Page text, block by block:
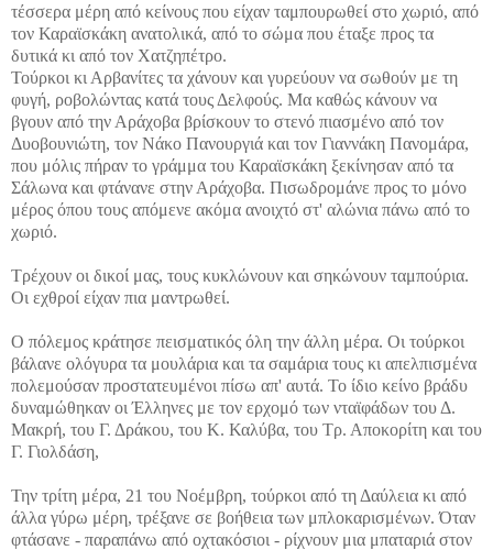
τέσσερα μέρη από κείνους που είχαν ταμπουρωθεί στο χωριό, από
τον Καραϊσκάκη ανατολικά, από το σώμα που έταξε προς τα
δυτικά κι από τον Χατζηπέτρο.
Τούρκοι κι Αρβανίτες τα χάνουν και γυρεύουν να σωθούν με τη
φυγή, ροβολώντας κατά τους Δελφούς. Μα καθώς κάνουν να
βγουν από την Αράχοβα βρίσκουν το στενό πιασμένο από τον
Δυοβουνιώτη, τον Νάκο Πανουργιά και τον Γιαννάκη Πανομάρα,
που μόλις πήραν το γράμμα του Καραϊσκάκη ξεκίνησαν από τα
Σάλωνα και φτάνανε στην Αράχοβα. Πισωδρομάνε προς το μόνο
μέρος όπου τους απόμενε ακόμα ανοιχτό στ' αλώνια πάνω από το
χωριό.
Τρέχουν οι δικοί μας, τους κυκλώνουν και σηκώνουν ταμπούρια.
Οι εχθροί είχαν πια μαντρωθεί.
Ο πόλεμος κράτησε πεισματικός όλη την άλλη μέρα. Οι τούρκοι
βάλανε ολόγυρα τα μουλάρια και τα σαμάρια τους κι απελπισμένα
πολεμούσαν προστατευμένοι πίσω απ' αυτά. Το ίδιο κείνο βράδυ
δυναμώθηκαν οι Έλληνες με τον ερχομό των νταϊφάδων του Δ.
Μακρή, του Γ. Δράκου, του Κ. Καλύβα, του Τρ. Αποκορίτη και του
Γ. Γιολδάση,
Την τρίτη μέρα, 21 του Νοέμβρη, τούρκοι από τη Δαύλεια κι από
άλλα γύρω μέρη, τρέξανε σε βοήθεια των μπλοκαρισμένων. Όταν
φτάσανε - παραπάνω από οχτακόσιοι - ρίχνουν μια μπαταριά στον